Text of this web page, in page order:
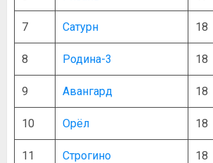
7 Сатурн 18
8 Родина-3 18
9 Авангард 18
10 Орёл 18
11 Строгино 18